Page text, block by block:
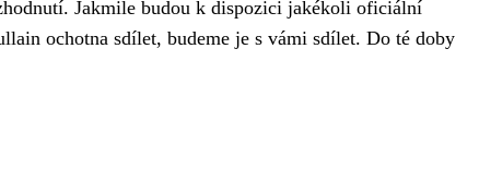
Jakmile budou k dispozici jakékoli oficiální
ochotna sdílet, budeme je s vámi sdílet. Do té doby